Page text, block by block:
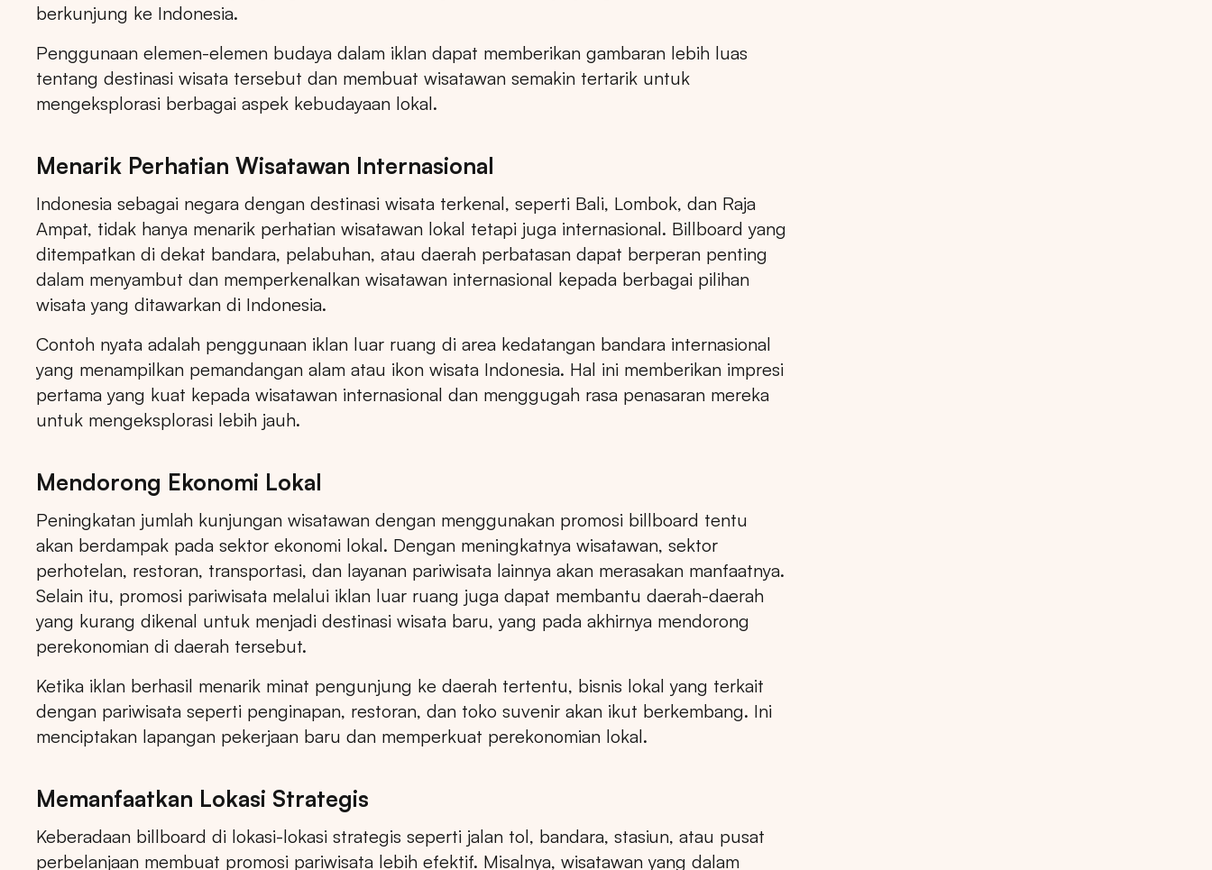
berkunjung ke Indonesia.
Penggunaan elemen-elemen budaya dalam iklan dapat memberikan gambaran lebih luas
tentang destinasi wisata tersebut dan membuat wisatawan semakin tertarik untuk
mengeksplorasi berbagai aspek kebudayaan lokal.
Menarik Perhatian Wisatawan Internasional
Indonesia sebagai negara dengan destinasi wisata terkenal, seperti Bali, Lombok, dan Raja
Ampat, tidak hanya menarik perhatian wisatawan lokal tetapi juga internasional. Billboard yang
ditempatkan di dekat bandara, pelabuhan, atau daerah perbatasan dapat berperan penting
dalam menyambut dan memperkenalkan wisatawan internasional kepada berbagai pilihan
wisata yang ditawarkan di Indonesia.
Contoh nyata adalah penggunaan iklan luar ruang di area kedatangan bandara internasional
yang menampilkan pemandangan alam atau ikon wisata Indonesia. Hal ini memberikan impresi
pertama yang kuat kepada wisatawan internasional dan menggugah rasa penasaran mereka
untuk mengeksplorasi lebih jauh.
Mendorong Ekonomi Lokal
Peningkatan jumlah kunjungan wisatawan dengan menggunakan promosi billboard tentu
akan berdampak pada sektor ekonomi lokal. Dengan meningkatnya wisatawan, sektor
perhotelan, restoran, transportasi, dan layanan pariwisata lainnya akan merasakan manfaatnya.
Selain itu, promosi pariwisata melalui iklan luar ruang juga dapat membantu daerah-daerah
yang kurang dikenal untuk menjadi destinasi wisata baru, yang pada akhirnya mendorong
perekonomian di daerah tersebut.
Ketika iklan berhasil menarik minat pengunjung ke daerah tertentu, bisnis lokal yang terkait
dengan pariwisata seperti penginapan, restoran, dan toko suvenir akan ikut berkembang. Ini
menciptakan lapangan pekerjaan baru dan memperkuat perekonomian lokal.
Memanfaatkan Lokasi Strategis
Keberadaan billboard di lokasi-lokasi strategis seperti jalan tol, bandara, stasiun, atau pusat
perbelanjaan membuat promosi pariwisata lebih efektif. Misalnya, wisatawan yang dalam
Pencarian
Market populer DKI JAKARTA SUMATERA UTARA JAWA TENGAH